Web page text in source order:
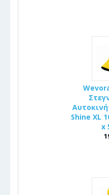
Shine XL
x